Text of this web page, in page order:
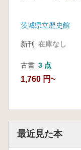
茨城県立歴史館
新刊 在庫なし
古書 3 点
1,760 円~
最近見た本